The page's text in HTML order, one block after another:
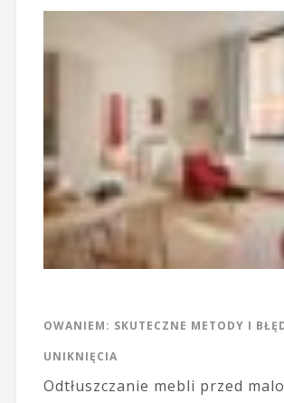
OWANIEM: SKUTECZNE METODY I
UNIKNIĘCIA
Odtłuszczanie mebli przed